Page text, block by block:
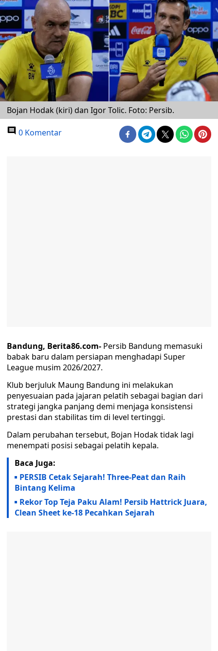
Bojan Hodak (kiri) dan Igor Tolic. Foto: Persib.
0 Komentar
Bandung, Berita86.com- Persib Bandung memasuki
babak baru dalam persiapan menghadapi Super
League musim 2026/2027.
Klub berjuluk Maung Bandung ini melakukan
penyesuaian pada jajaran pelatih sebagai bagian dari
strategi jangka panjang demi menjaga konsistensi
prestasi dan stabilitas tim di level tertinggi.
Dalam perubahan tersebut, Bojan Hodak tidak lagi
menempati posisi sebagai pelatih kepala.
Baca Juga:
PERSIB Cetak Sejarah! Three-Peat dan Raih
Bintang Kelima
Rekor Top Teja Paku Alam! Persib Hattrick Juara,
Clean Sheet ke-18 Pecahkan Sejarah